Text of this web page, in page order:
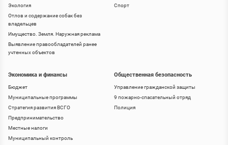
Экология
Отлов и содержание собак без
владельцев
Имущество. Земля. Наружная реклама
Выявление правообладателей ранее
учтенных объектов
Спорт
Экономика и финансы
Бюджет
Муниципальные программы
Стратегия развития ВСГО
Предпринимательство
Местные налоги
Муниципальный контроль
Общественная безопасность
Управление гражданской защиты
9 пожарно-спасательный отряд
Полиция